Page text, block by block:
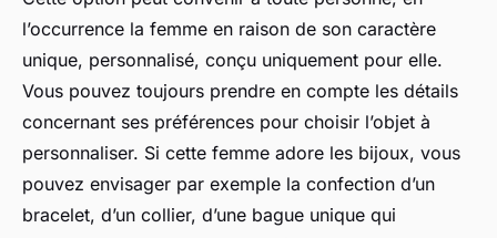
l’occurrence la femme en raison de son caractère
unique, personnalisé, conçu uniquement pour elle.
Vous pouvez toujours prendre en compte les détails
concernant ses préférences pour choisir l’objet à
personnaliser. Si cette femme adore les bijoux, vous
pouvez envisager par exemple la confection d’un
bracelet, d’un collier, d’une bague unique qui